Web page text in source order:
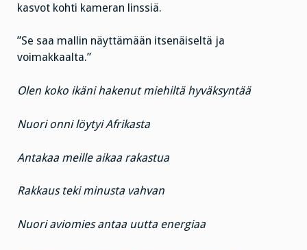
kasvot kohti kameran linssiä.
”Se saa mallin näyttämään itsenäiseltä ja
voimakkaalta.”
Olen koko ikäni hakenut miehiltä hyväksyntää
Nuori onni löytyi Afrikasta
Antakaa meille aikaa rakastua
Rakkaus teki minusta vahvan
Nuori aviomies antaa uutta energiaa